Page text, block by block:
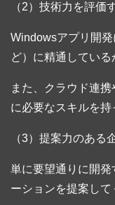
（2）技術力を評価
Windowsアプリ開
ど）に精通している
また、クラウド連
に必要なスキルを持
（3）提案力のある
単に要望通りに開
ーションを提案して